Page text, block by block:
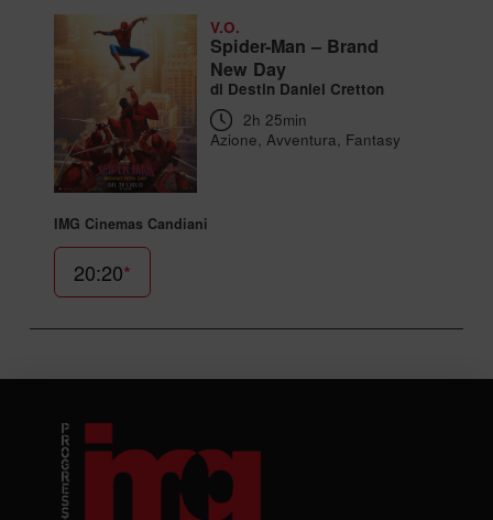
V.O.
Spider-Man – Brand
New Day
di Destin Daniel Cretton
2h 25min
Azione, Avventura, Fantasy
IMG Cinemas Candiani
20:20*